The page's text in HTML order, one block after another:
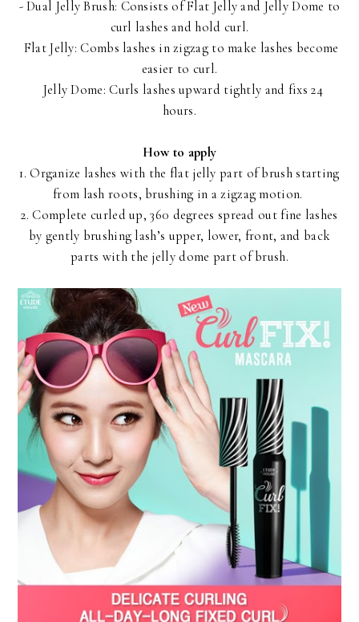
- Dual Jelly Brush: Consists of Flat Jelly and Jelly Dome to
curl lashes and hold curl.
Flat Jelly: Combs lashes in zigzag to make lashes become
easier to curl.
Jelly Dome: Curls lashes upward tightly and fixs 24
hours.
How to apply
1. Organize lashes with the flat jelly part of brush starting
from lash roots, brushing in a zigzag motion.
2. Complete curled up, 360 degrees spread out fine lashes
by gently brushing lash’s upper, lower, front, and back
parts with the jelly dome part of brush.